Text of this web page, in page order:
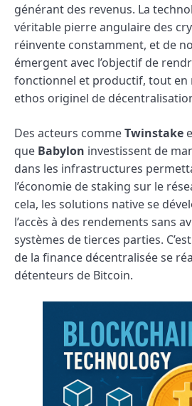
générant des revenus. La
véritable pierre angulaire des
réinvente constamment, et de
émergent avec l’objectif de
fonctionnel et productif, tout en
ethos originel de
Des acteurs commeTwinstake
que Babylon investissent de
dans les infrastructures
l’économie de staking sur le
cela, les solutions native se
l’accès à des rendements sans
systèmes de tierces parties.
de la finance décentralisée se
détenteurs de Bitcoin.